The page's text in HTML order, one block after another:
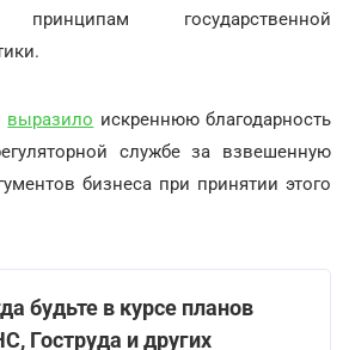
принципам государственной
выразило искреннюю благодарность
службе за взвешенную
бизнеса при принятии этого
будьте в курсе планов
Гоструда и других